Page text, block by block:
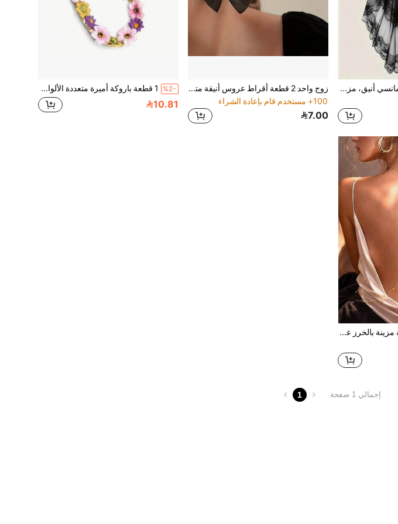
1 قطعة حجاب زفاف رومانسي أنيق، مزين بالدانتيل الرقيق، مناسب للزفاف والتصوير الفوتوغرافي
زوج واحد 2 قطعة أقراط عروس أنيقة متعددة الاستخدامات مزينة بفيونكة سوداء، مناسبة للزفاف والارتداء اليومي الصيفي والمجوهرات والمهرجانات
100+ مستخدم قام بإعادة الشراء
7.00
%2- 1 قطعة باروكة أميرة متعددة الألوان، باروكة ضفيرة شعر طويل مع إكليل وزهرة، إكسسوار زي للبنات، مناسب للارتداء اليومي والحفلات والكريسماس والمناسبات والهالوين وغيرها
10.81
سلسلة جسم ذهبية مزينة بالخرز على شكل X، قطعة واحدة، بأسلوب بوهيمي، سلسلة جسم بيكيني شاطئية، مناسبة للنساء للارتداء في الحفلات، ويمكن استخدامها أيضًا كإكسسوار
إجمالي 1 صفحة 1